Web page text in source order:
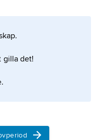
Sémillon.
gilla det!